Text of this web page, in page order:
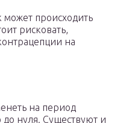
может происходить
рисковать,
на
на период
до нуля. Существуют и